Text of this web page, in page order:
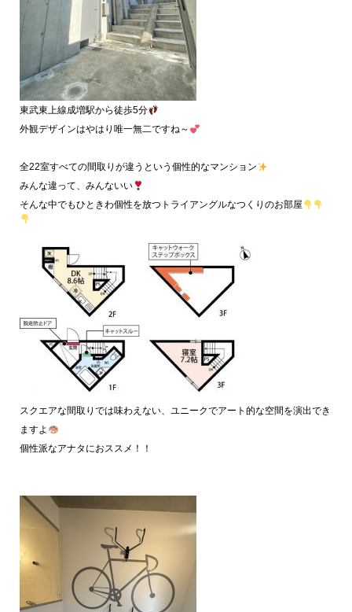
東武東上線成増駅から徒歩5分
外観デザインはやはり唯一無二ですね～
全22室すべての間取りが違うという個性的なマンション
みんな違って、みんないい
そんな中でもひときわ個性を放つトライアングルなつくりのお部屋
スクエアな間取りでは味わえない、ユニークでアート的な空間を演出でき
ますよ
個性派なアナタにおススメ！！